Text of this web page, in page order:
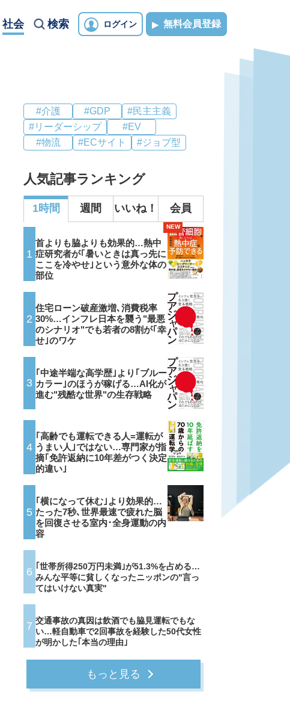
社会 検索 ログイン 無料会員登録
#介護 #GDP
#民主主義
#リーダーシップ
#EV
#物流
#ECサイト #ジョブ型
人気記事ランキング
1時間 週間 いいね！ 会員
1
首よりも脇よりも効果的…熱中
症研究者が｢暑いときは真っ先に
ここを冷やせ｣という意外な体の
部位
NEW
2
住宅ローン破産激増､消費税率
30%…インフレ日本を襲う"最悪
のシナリオ"でも若者の8割が｢幸
せ｣のワケ
3
｢中途半端な高学歴｣より｢ブルー
カラー｣のほうが稼げる…AI化が
進む"残酷な世界"の生存戦略
4
｢高齢でも運転できる人=運転が
うまい人｣ではない…専門家が指
摘｢免許返納に10年差がつく決定
的違い｣
5
｢横になって休む｣より効果的…
たった7秒､世界最速で疲れた脳
を回復させる室内･全身運動の内
容
6 ｢世帯所得250万円未満｣が51.3%を占める…
みんな平等に貧しくなったニッポンの"言っ
てはいけない真実"
7 交通事故の真因は飲酒でも脇見運転でもな
い…軽自動車で2回事故を経験した50代女性
が明かした｢本当の理由｣
もっと見る